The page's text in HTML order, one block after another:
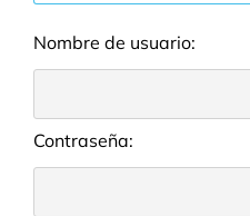
Nombre de usuario:
Contraseña: